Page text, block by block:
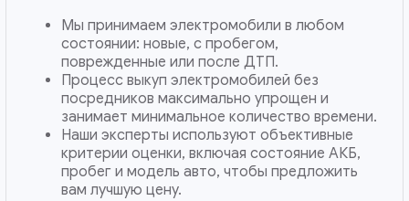
Мы принимаем электромобили в любом
состоянии: новые, с пробегом,
поврежденные или после ДТП.
Процесс выкуп электромобилей без
посредников максимально упрощен и
занимает минимальное количество времени.
Наши эксперты используют объективные
критерии оценки, включая состояние АКБ,
пробег и модель авто, чтобы предложить
вам лучшую цену.